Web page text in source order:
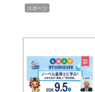
スポーツ